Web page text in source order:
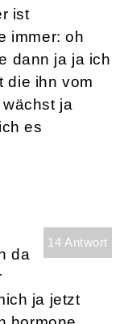
ist
immer: oh
dann ja ja ich
die ihn vom
ja
es
14 Antwort
da
ja jetzt